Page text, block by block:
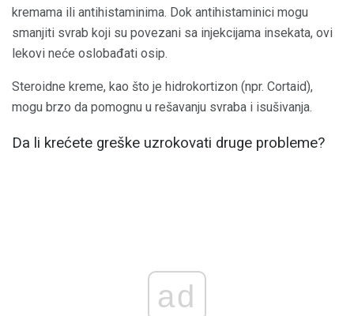
kremama ili antihistaminima. Dok antihistaminici mogu
smanjiti svrab koji su povezani sa injekcijama insekata, ovi
lekovi neće oslobađati osip.
Steroidne kreme, kao što je hidrokortizon (npr. Cortaid),
mogu brzo da pomognu u rešavanju svraba i isušivanja.
Da li krećete greške uzrokovati druge probleme?
ad